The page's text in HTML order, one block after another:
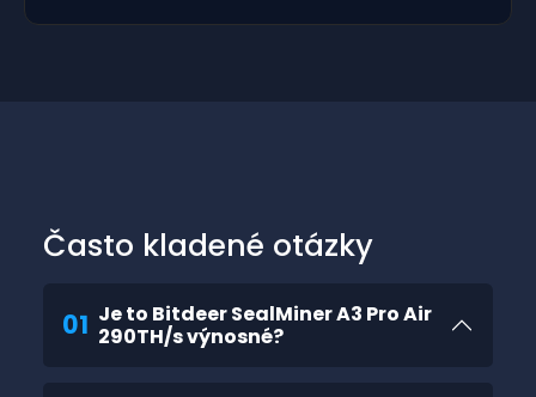
Často kladené otázky
01 Je to Bitdeer SealMiner A3 Pro Air
290TH/s výnosné?